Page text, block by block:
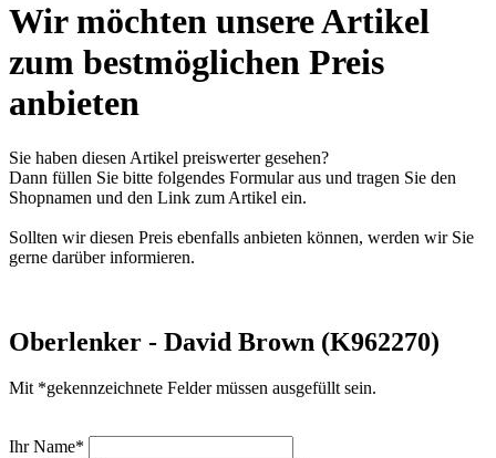
Wir möchten unsere Artikel
zum bestmöglichen Preis
anbieten
Sie haben diesen Artikel preiswerter gesehen?
Dann füllen Sie bitte folgendes Formular aus und tragen Sie den
Shopnamen und den Link zum Artikel ein.
Sollten wir diesen Preis ebenfalls anbieten können, werden wir Sie
gerne darüber informieren.
Oberlenker - David Brown (K962270)
Mit *gekennzeichnete Felder müssen ausgefüllt sein.
Ihr Name*